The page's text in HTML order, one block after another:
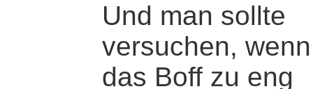
Und man sollte
versuchen, wenn
das Boff zu eng